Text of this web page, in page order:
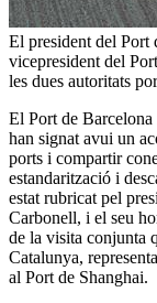
El president del Port
vicepresident del
les dues autoritats
El Port de
han signat avui un
ports i compartir
estandarització i
estat rubricat pel
Carbonell, i el seu
de la visita conjunta
Catalunya,
al Port de Shanghai.